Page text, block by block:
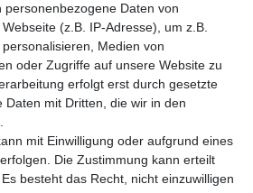
Daten von
(z.B. IP-Adresse), um z.B.
Medien von
oder Zugriffe auf unsere Website zu
erfolgt erst durch gesetzte
Daten mit Dritten, die wir in den
mit Einwilligung oder aufgrund eines
Die Zustimmung kann erteilt
besteht das Recht, nicht einzuwilligen